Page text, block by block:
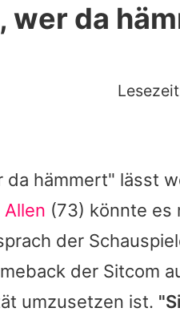
Promiflash
wer da
da hämmert" lässt
Allen (73) könnte es
der
der Sitcom
umzusetzen ist.